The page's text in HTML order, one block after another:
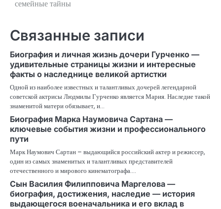
семейные тайны
Связанные записи
Биография и личная жизнь дочери Гурченко —
удивительные страницы жизни и интересные
факты о наследнице великой артистки
Одной из наиболее известных и талантливых дочерей легендарной
советской актрисы Людмилы Гурченко является Мария. Наследие такой
знаменитой матери обязывает, и…
Биография Марка Наумовича Сартана —
ключевые события жизни и профессионального
пути
Марк Наумович Сартан – выдающийся российский актер и режиссер,
один из самых знаменитых и талантливых представителей
отечественного и мирового кинематографа.…
Сын Василия Филипповича Маргелова —
биография, достижения, наследие — история
выдающегося военачальника и его вклад в